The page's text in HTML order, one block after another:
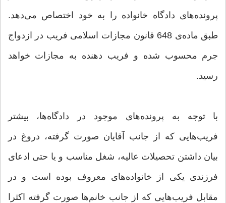
پرونده‌های دادگاه خانواده را به خود اختصاص می‌دهد.
طبق ماده‌ی 648 قانون مجازات اسلامی فریب در ازدواج
جرم محسوب شده و فریب دهنده به مجازات خواهد
رسید.
با توجه به پرونده‌های موجود در دادگاه‌ها، بیشتر
فریب‌هایی كه از جانب آقایان صورت گرفته، دروغ در
بیان داشتن تحصیلات عالیه، شغل مناسب و یا حتی ادعای
فرزندی یكی از خانواده‌های معروف بوده است و در
مقابل فریب‌هایی كه از جانب خانم‌ها صورت گرفته اكثرا